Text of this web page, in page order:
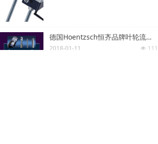
德国Hoentzsch恒齐品牌叶轮流量计涡轮式风速传感器型号
넶 111
2018-01-11